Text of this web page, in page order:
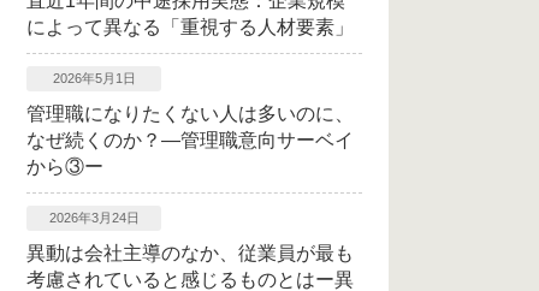
によって異なる「重視する人材要素」
2026年5月1日
管理職になりたくない人は多いのに、
なぜ続くのか？―管理職意向サーベイ
から③ー
2026年3月24日
異動は会社主導のなか、従業員が最も
考慮されていると感じるものとはー異